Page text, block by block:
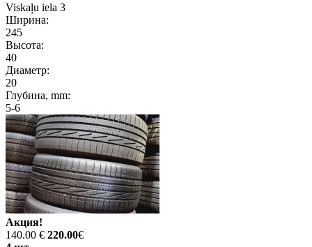
Viskaļu iela 3
Ширина:
245
Высота:
40
Диаметр:
20
Глубина, mm:
5-6
Акция!
140.00 € 220.00€